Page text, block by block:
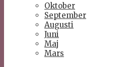
Oktober
September
Augusti
Juni
Maj
Mars